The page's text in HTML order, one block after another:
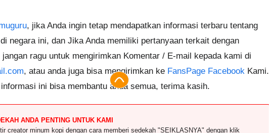
, jika Anda ingin tetap mendapatkan informasi terbaru tentang
negara ini, dan Jika Anda memiliki pertanyaan terkait dengan
ragu untuk mengirimkan Komentar / E-mail kepada kami di
, atau anda juga bisa mengirimkan ke FansPage Facebook Kami.
ini bisa membantu anda semua, terima kasih.
ANDA PENTING UNTUK KAMI
creator minum kopi dengan cara memberi sedekah "SEIKLASNYA" dengan klik